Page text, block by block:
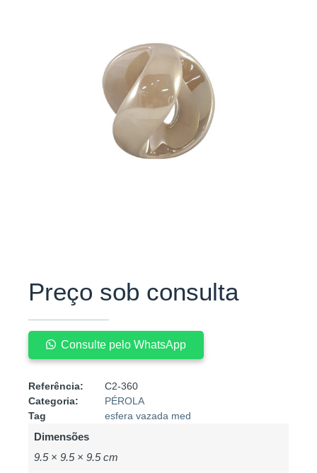
Preço sob consulta
Consulte pelo WhatsApp
Referência:
C2-360
Categoria:
PÉROLA
Tag
esfera vazada med
Dimensões
9.5 × 9.5 × 9.5 cm